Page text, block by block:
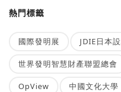
熱門標籤
國際發明展 JDIE日本
世界發明智慧財產聯盟總會
OpView 中國文化大學